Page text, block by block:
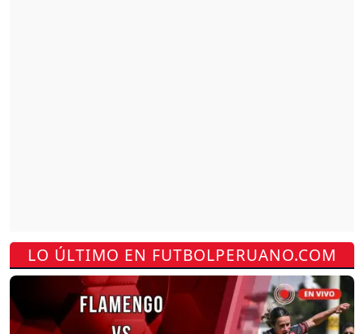
LO ÚLTIMO EN FUTBOLPERUANO.COM